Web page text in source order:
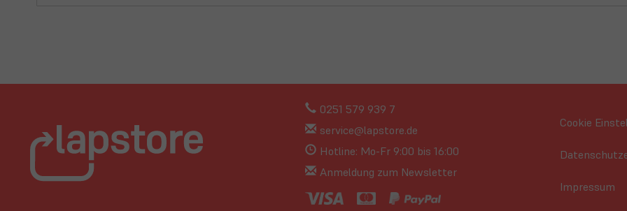
0251 579 939 7
service@lapstore.de
Hotline: Mo-Fr 9:00 bis 16:00
Anmeldung zum Newsletter
Cookie
Impressum